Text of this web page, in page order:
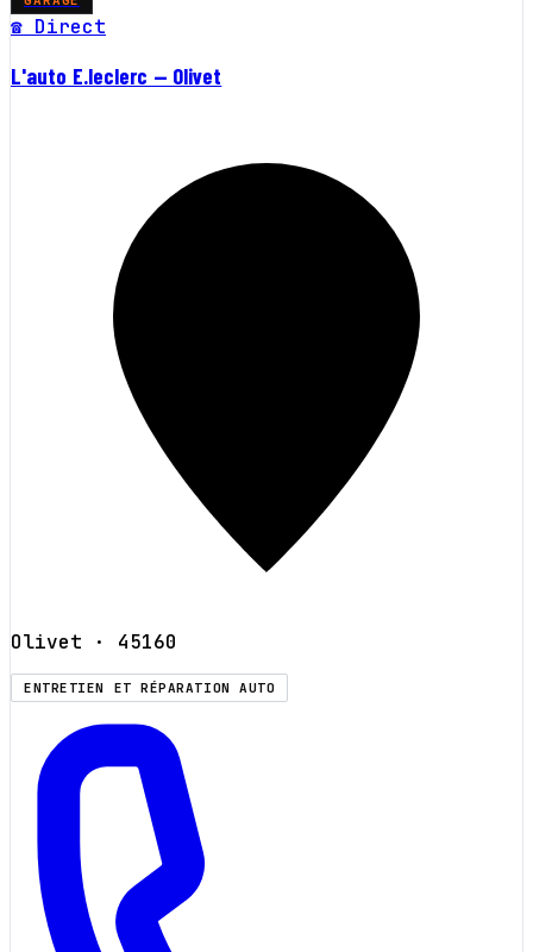
☎ Direct
L'auto E.leclerc — Olivet
Olivet · 45160
ENTRETIEN ET RÉPARATION AUTO